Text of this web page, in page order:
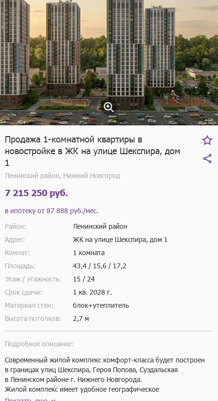
Продажа 1-комнатной квартиры в
новостройке в ЖК на улице Шекспира, дом
1
Ленинский район, Нижний Новгород
7 215 250 руб.
в ипотеку от 87 888 руб./мес.
Район:
Ленинский район
Адрес:
ЖК на улице Шекспира, дом 1
Комнат:
1 комната
Площадь:
43,4 / 15,6 / 17,2
Этаж / этажность:
15 / 24
Срок сдачи:
1 кв. 2028 г.
Материал стен:
блок+утеплитель
Высота потолков:
2,7 м
Подробное описание:
Современный жилой комплекс комфорт-класса будет построен
в границах улиц Шекспира, Героя Попова, Суздальская
в Ленинском районе г. Нижнего Новгорода.
Жилой комплекс имеет удобное географическое
местоположение — находится вблизи река Ока, на стыке